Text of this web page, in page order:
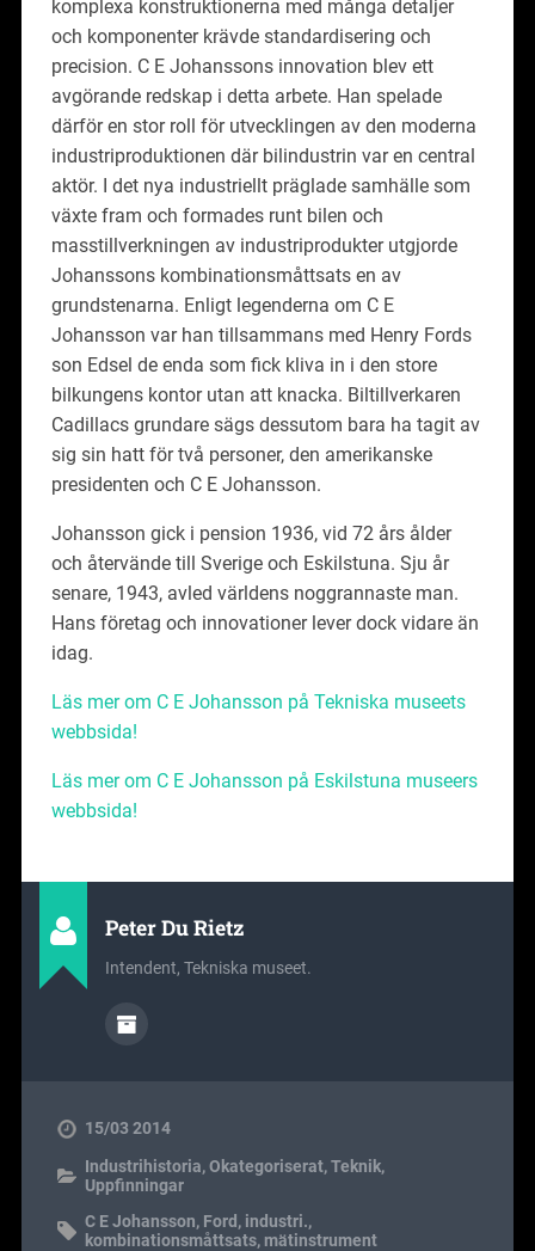
komplexa konstruktionerna med många detaljer
och komponenter krävde standardisering och
precision. C E Johanssons innovation blev ett
avgörande redskap i detta arbete. Han spelade
därför en stor roll för utvecklingen av den moderna
industriproduktionen där bilindustrin var en central
aktör. I det nya industriellt präglade samhälle som
växte fram och formades runt bilen och
masstillverkningen av industriprodukter utgjorde
Johanssons kombinationsmåttsats en av
grundstenarna. Enligt legenderna om C E
Johansson var han tillsammans med Henry Fords
son Edsel de enda som fick kliva in i den store
bilkungens kontor utan att knacka. Biltillverkaren
Cadillacs grundare sägs dessutom bara ha tagit av
sig sin hatt för två personer, den amerikanske
presidenten och C E Johansson.
Johansson gick i pension 1936, vid 72 års ålder
och återvände till Sverige och Eskilstuna. Sju år
senare, 1943, avled världens noggrannaste man.
Hans företag och innovationer lever dock vidare än
idag.
Läs mer om C E Johansson på Tekniska museets
webbsida!
Läs mer om C E Johansson på Eskilstuna museers
webbsida!
Peter Du Rietz
Intendent, Tekniska museet.
15/03 2014
Industrihistoria,Okategoriserat,Teknik,
Uppfinningar
C E Johansson, Ford, industri.,
kombinationsmåttsats, mätinstrument